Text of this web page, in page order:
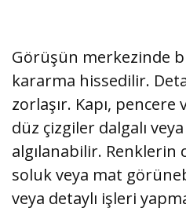
Görüşün merkezinde
kararma hissedilir.
zorlaşır. Kapı, pencere
düz çizgiler dalgalı veya
algılanabilir. Renklerin
soluk veya mat
veya detaylı işleri